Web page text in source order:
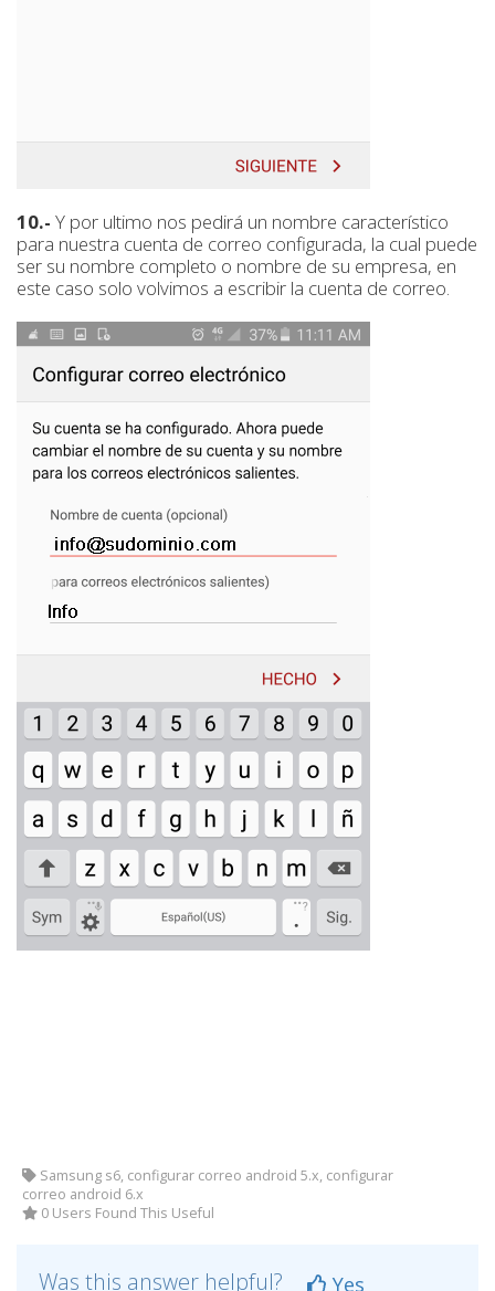
10.- Y por ultimo nos pedirá un nombre característico
para nuestra cuenta de correo configurada, la cual puede
ser su nombre completo o nombre de su empresa, en
este caso solo volvimos a escribir la cuenta de correo.
Samsung s6, configurar correo android 5.x, configurar
correo android 6.x
0 Users Found This Useful
Was this answer helpful?
Yes